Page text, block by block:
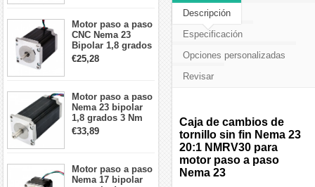
Motor paso a paso
CNC Nema 23
Bipolar 1,8 grados
1,9 Nm 3A 3,36 V
57x57x76mm 4
€25,28
Motor paso a paso
Nema 23 bipolar
1,8 grados 3 Nm
4,2A 57x57x114mm
motor paso a paso
€33,89
Motor paso a paso
Nema 17 bipolar
Descripción
Especificación
Opciones personalizadas
Revisar
Caja de cambios de
tornillo sin fin Nema 23
20:1 NMRV30 para
motor paso a paso
Nema 23